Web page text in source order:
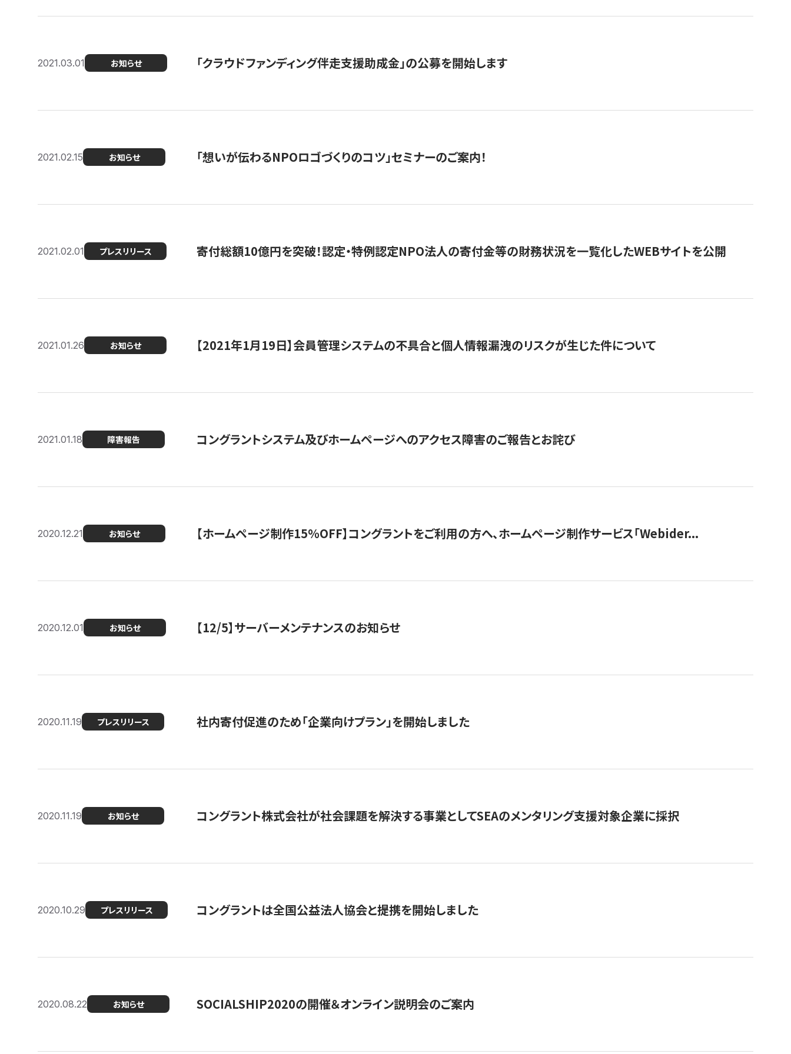
2021.03.01 お知らせ 「クラウドファンディング伴走支援助成金」の公募を開始します
2021.02.15 お知らせ 「想いが伝わるNPOロゴづくりのコツ」セミナーのご案内！
2021.02.01 プレスリリース 寄付総額10億円を突破！認定・特例認定NPO法人の寄付金等の財務状況を一覧化したWEBサイトを公開
2021.01.26 お知らせ 【2021年1月19日】会員管理システムの不具合と個人情報漏洩のリスクが生じた件について
2021.01.18 障害報告 コングラントシステム及びホームページへのアクセス障害のご報告とお詫び
2020.12.21 お知らせ 【ホームページ制作15％OFF】コングラントをご利用の方へ、ホームページ制作サービス「Webider...
2020.12.01 お知らせ 【12/5】サーバーメンテナンスのお知らせ
2020.11.19 プレスリリース 社内寄付促進のため「企業向けプラン」を開始しました
2020.11.19 お知らせ コングラント株式会社が社会課題を解決する事業としてSEAのメンタリング支援対象企業に採択
2020.10.29 プレスリリース コングラントは全国公益法人協会と提携を開始しました
2020.08.22 お知らせ SOCIALSHIP2020の開催＆オンライン説明会のご案内